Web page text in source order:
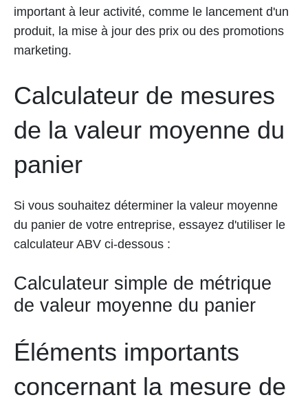
important à leur activité, comme le lancement d'un
produit, la mise à jour des prix ou des promotions
marketing.
Calculateur de mesures
de la valeur moyenne du
panier
Si vous souhaitez déterminer la valeur moyenne
du panier de votre entreprise, essayez d'utiliser le
calculateur ABV ci-dessous :
Calculateur simple de métrique
de valeur moyenne du panier
Éléments importants
concernant la mesure de